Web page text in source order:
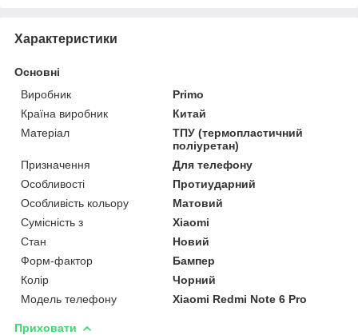
Характеристики
Основні
Виробник
Primo
Країна виробник
Китай
Матеріал
ТПУ (термопластичний
поліуретан)
Призначення
Для телефону
Особливості
Протиударний
Особливість кольору
Матовий
Сумісність з
Xiaomi
Стан
Новий
Форм-фактор
Бампер
Колір
Чорний
Модель телефону
Xiaomi Redmi Note 6 Pro
Приховати